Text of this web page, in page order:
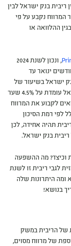
ריבית בנק ישראל לבין
המרווח נקבע על פי
ההלוואה או
, ונכון לשנת 2024
עומד על 6.0%, בטווח החודשים ינואר עד
ישראל בשיעור של
1.5%, לכן בשנת 2024 כאשר שיעור ריבית של בנק ישראל עומדת על 4.5% שער
רשאים לקבוע את המרווח
לפי רמת הסיכון
תהיה אחידה, לכן
וכיצד? מה ההשפעה
לגבי ריבית זו לשנת
ומה היתרונות שלה
בנושא!
של הריבית במשק
של מרווח מסוים,